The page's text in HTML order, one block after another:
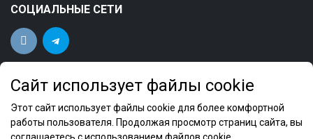
СОЦИАЛЬНЫЕ СЕТИ
Сайт использует файлы cookie
Этот сайт использует файлы cookie для более комфортной
работы пользователя. Продолжая просмотр страниц сайта, вы